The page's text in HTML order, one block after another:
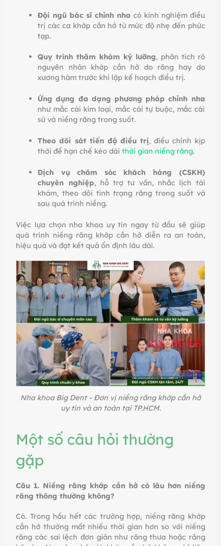
Đội ngũ bác sĩ chỉnh nha có kinh nghiệm điều
trị các ca khớp cắn hở từ mức độ nhẹ đến phức
tạp.
Quy trình thăm khám kỹ lưỡng, phân tích rõ
nguyên nhân khớp cắn hở do răng hay do
xương hàm trước khi lập kế hoạch điều trị.
Ứng dụng đa dạng phương pháp chỉnh nha
như mắc cài kim loại, mắc cài tự buộc, mắc cài
sứ và niềng răng trong suốt.
Theo dõi sát tiến độ điều trị, điều chỉnh kịp
thời để hạn chế kéo dàithời gian niềng răng.
Dịch vụ chăm sóc khách hàng (CSKH)
chuyên nghiệp, hỗ trợ tư vấn, nhắc lịch tái
khám, theo dõi tình trạng răng trong suốt và
sau quá trình niềng.
Việc lựa chọn nha khoa uy tín ngay từ đầu sẽ giúp
quá trình niềng răng khớp cắn hở diễn ra an toàn,
hiệu quả và đạt kết quả ổn định lâu dài.
Nha khoa Big Dent - Đơn vị niềng răng khớp cắn hở
uy tín và an toàn tại TP.HCM.
Một số câu hỏi thường
gặp
Câu 1. Niềng răng khớp cắn hở có lâu hơn niềng
răng thông thường không?
Có. Trong hầu hết các trường hợp, niềng răng khớp
cắn hở thường mất nhiều thời gian hơn so với niềng
răng các sai lệch đơn giản như răng thưa hoặc răng